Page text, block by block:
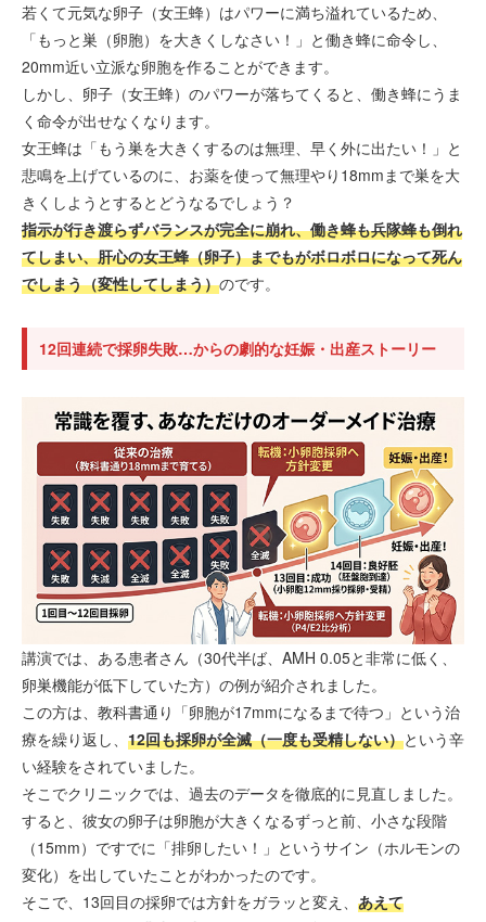
若くて元気な卵子（女王蜂）はパワーに満ち溢れているため、
「もっと巣（卵胞）を大きくしなさい！」と働き蜂に命令し、
20mm近い立派な卵胞を作ることができます。
しかし、卵子（女王蜂）のパワーが落ちてくると、働き蜂にうま
く命令が出せなくなります。
女王蜂は「もう巣を大きくするのは無理、早く外に出たい！」と
悲鳴を上げているのに、お薬を使って無理やり18mmまで巣を大
きくしようとするとどうなるでしょう？
指示が行き渡らずバランスが完全に崩れ、働き蜂も兵隊蜂も倒れ
てしまい、肝心の女王蜂（卵子）までもがボロボロになって死ん
でしまう（変性してしまう）のです。
12回連続で採卵失敗…からの劇的な妊娠・出産ストーリー
講演では、ある患者さん（30代半ば、AMH 0.05と非常に低く、
卵巣機能が低下していた方）の例が紹介されました。
この方は、教科書通り「卵胞が17mmになるまで待つ」という治
療を繰り返し、 12回も採卵が全滅（一度も受精しない）という辛
い経験をされていました。
そこでクリニックでは、過去のデータを徹底的に見直しました。
すると、彼女の卵子は卵胞が大きくなるずっと前、小さな段階
（15mm）ですでに「排卵したい！」というサイン（ホルモンの
変化）を出していたことがわかったのです。
そこで、13回目の採卵では方針をガラッと変え、 あえて